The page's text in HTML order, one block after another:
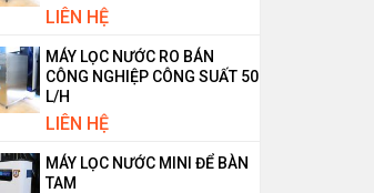
LIÊN HỆ
MÁY LỌC NƯỚC RO BÁN
CÔNG NGHIỆP CÔNG SUẤT 50
L/H
LIÊN HỆ
MÁY LỌC NƯỚC MINI ĐỂ BÀN
TAM